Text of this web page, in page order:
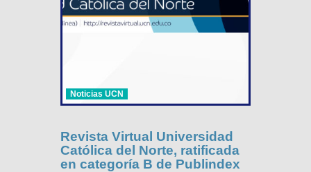
Noticias UCN
Revista Virtual Universidad
Católica del Norte, ratificada
en categoría B de Publindex